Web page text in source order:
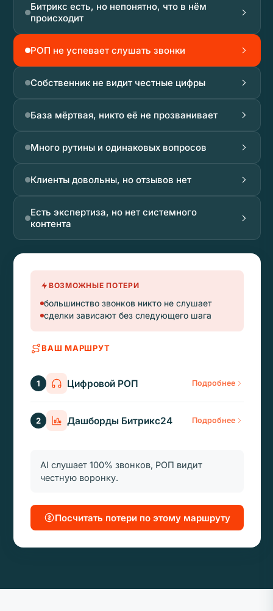
Битрикс есть, но непонятно, что в нём
происходит
РОП не успевает слушать звонки
Собственник не видит честные цифры
База мёртвая, никто её не прозванивает
Много рутины и одинаковых вопросов
Клиенты довольны, но отзывов нет
Есть экспертиза, но нет системного
контента
ВОЗМОЖНЫЕ ПОТЕРИ
большинство звонков никто не слушает
сделки зависают без следующего шага
ВАШ МАРШРУТ
1 Цифровой РОП Подробнее
2 Дашборды Битрикс24 Подробнее
AI слушает 100% звонков, РОП видит
честную воронку.
Посчитать потери по этому маршруту